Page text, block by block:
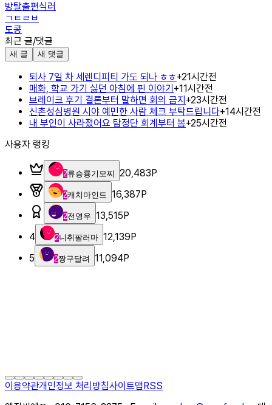
방탈출편식러
ㄱㅌㄹㅂ
도콩
최근 글/댓글
새 글 새 댓글
퇴사 7일 차 세렌디피티 가도 되나 ㅎㅎ+21시간전
매화, 학교 가기 싫던 아침에 핀 이야기+11시간전
브레이크 후기 결론부터 말하면 회의 금지+23시간전
신촌성심병원 시야 예민한 사람 체크 부탁드립니다+14시간전
내 부인이 사라졌어요 탐정단 회계부터 봄+25시간전
사용자 랭킹
2류승룡기모찌 20,483P
2캐치마인드 16,387P
2전영우 13,515P
4
2니취팔러마 12,139P
5
2짱구달려 11,094P
이용약관개인정보 처리방침사이트맵RSS